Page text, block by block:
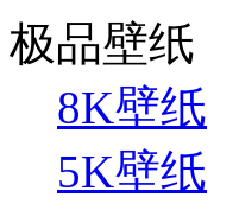
极品壁纸
8K壁纸
5K壁纸